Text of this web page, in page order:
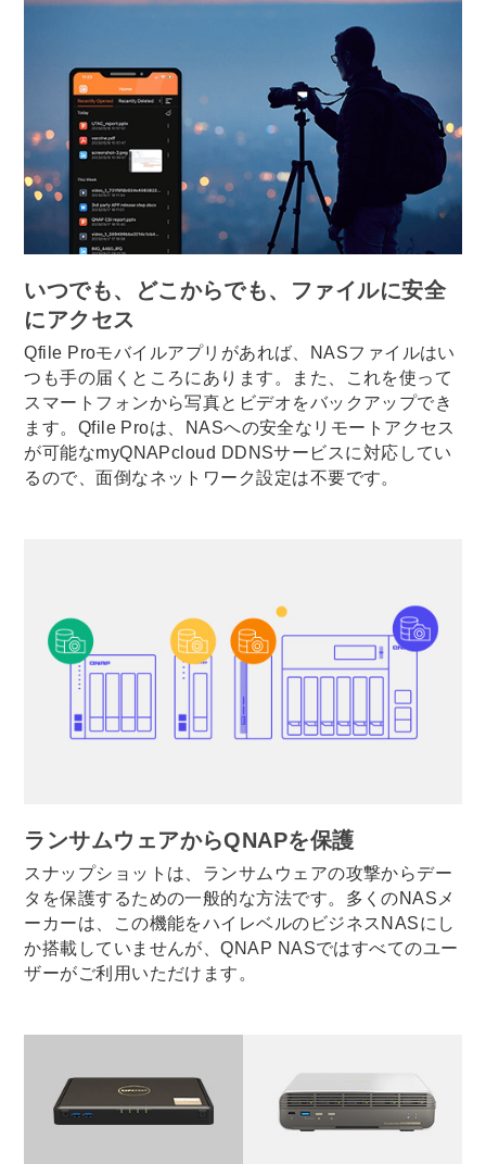
いつでも、どこからでも、ファイルに安全
にアクセス
Qfile Proモバイルアプリがあれば、NASファイルはい
つも手の届くところにあります。また、これを使って
スマートフォンから写真とビデオをバックアップでき
ます。Qfile Proは、NASへの安全なリモートアクセス
が可能なmyQNAPcloud DDNSサービスに対応してい
るので、面倒なネットワーク設定は不要です。
ランサムウェアからQNAPを保護
スナップショットは、ランサムウェアの攻撃からデー
タを保護するための一般的な方法です。多くのNASメ
ーカーは、この機能をハイレベルのビジネスNASにし
か搭載していませんが、QNAP NASではすべてのユー
ザーがご利用いただけます。